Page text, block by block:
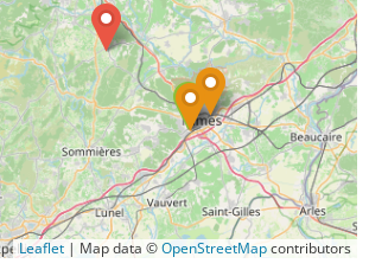
Leaflet | Map data ©OpenStreetMapcontributors